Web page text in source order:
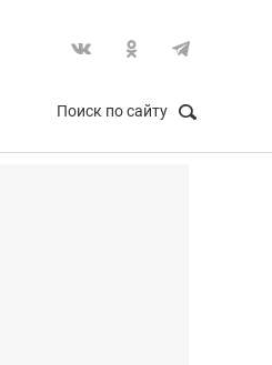
Поиск по сайту